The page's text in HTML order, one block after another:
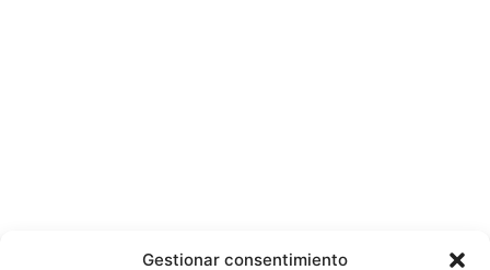
Gestionar consentimiento